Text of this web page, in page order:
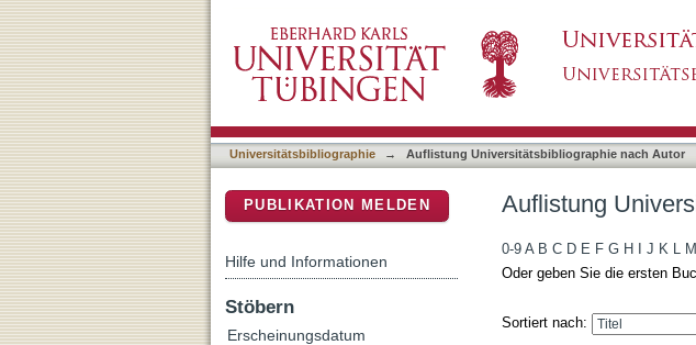
Universitätsbibliographie → Auflistung Universitätsbibliographie nach Autor
Auflistung
0-9 A B C D E F G H J K L M
Oder geben Sie die ersten
Sortiert nach:
PUBLIKATION MELDEN
Hilfe und Informationen
Stöbern
Erscheinungsdatum